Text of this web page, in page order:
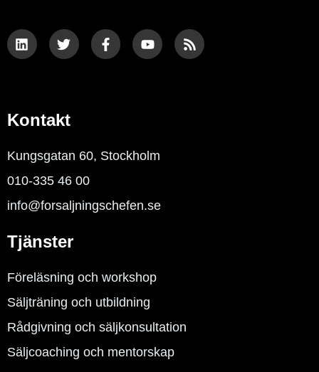
i
n
k
n
w
i
t
a
c
e
o
u
t
s
s
Kontakt
Kungsgatan 60, Stockholm
010-335 46 00
info@forsaljningschefen.se
Tjänster
Föreläsning och workshop
Säljträning och utbildning
Rådgivning och säljkonsultation
Säljcoaching och mentorskap